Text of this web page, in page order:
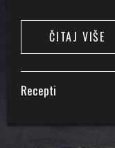
ČITAJ VIŠE
Recepti